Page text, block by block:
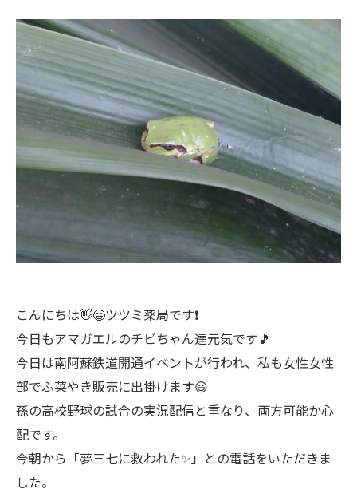
こんにちは👋😃ツツミ薬局です❗
今日もアマガエルのチビちゃん達元気です🎵
今日は南阿蘇鉄道開通イベントが行われ、私も女性女性
部でふ菜やき販売に出掛けます😃
孫の高校野球の試合の実況配信と重なり、両方可能か心
配です。
今朝から「夢三七に救われた✨」との電話をいただきま
した。